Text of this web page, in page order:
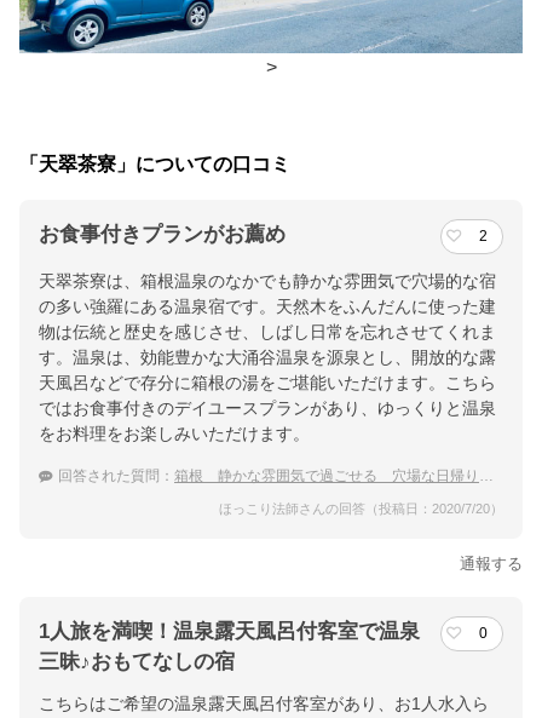
夕食 レストラン
交通アクセス
強羅駅より徒歩約3分／箱根湯本駅よりお車で約25分
提供：楽天トラベル
楽天トラベルで
ホテル詳細を詳しく見る
>
「天翠茶寮」についての口コミ
お食事付きプランがお薦め 2
天翠茶寮は、箱根温泉のなかでも静かな雰囲気で穴場的な宿
の多い強羅にある温泉宿です。天然木をふんだんに使った建
物は伝統と歴史を感じさせ、しばし日常を忘れさせてくれま
す。温泉は、効能豊かな大涌谷温泉を源泉とし、開放的な露
天風呂などで存分に箱根の湯をご堪能いただけます。こちら
ではお食事付きのデイユースプランがあり、ゆっくりと温泉
をお料理をお楽しみいただけます。
回答された質問： 箱根 静かな雰囲気で過ごせる 穴場な日帰り温泉宿
ほっこり法師さんの回答（投稿日：2020/7/20）
通報する
1人旅を満喫！温泉露天風呂付客室で温泉
三昧♪おもてなしの宿
0
こちらはご希望の温泉露天風呂付客室があり、お1人水入ら